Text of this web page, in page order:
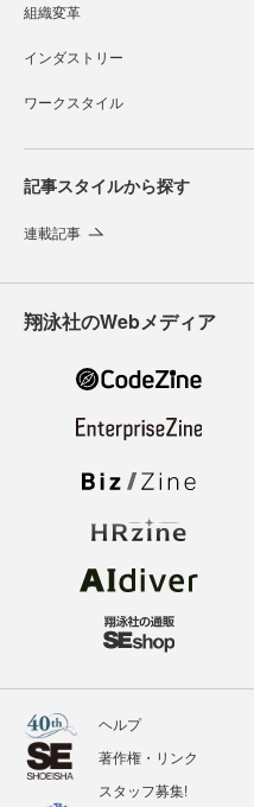
組織変革
インダストリー
ワークスタイル
記事スタイルから探す
連載記事
翔泳社のWebメディア
ヘルプ
著作権・リンク
スタッフ募集!